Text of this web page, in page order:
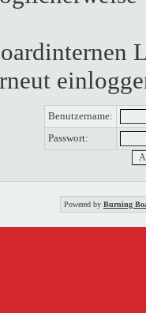
Benutzername:
Passwort:
Powered by Burning